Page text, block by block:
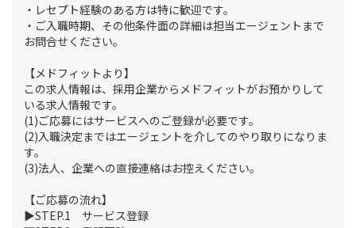
・レセプト経験のある方は特に歓迎です。
・ご入職時期、その他条件面の詳細は担当エージェントまで
お問合せください。
【メドフィットより】
この求人情報は、採用企業からメドフィットがお預かりして
いる求人情報です。
(1)ご応募にはサービスへのご登録が必要です。
(2)入職決定まではエージェントを介してのやり取りになりま
す。
(3)法人、企業への直接連絡はお控えください。
【ご応募の流れ】
▶STEP.1 サービス登録